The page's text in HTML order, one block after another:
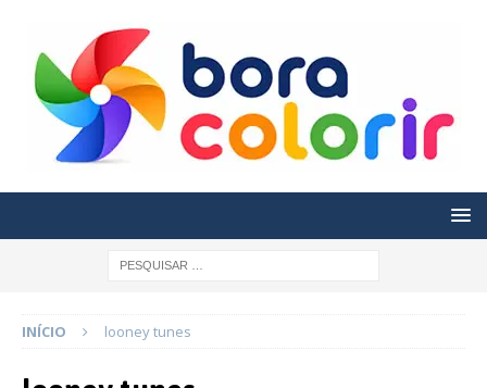
INÍCIO looney tunes